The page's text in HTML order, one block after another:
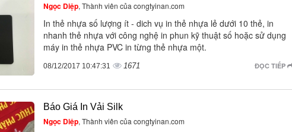
Ngọc Diệp, Thành viên của congtyinan.com
In thẻ nhựa số lượng ít - dich vụ in thẻ nhựa lẻ dưới 10 thẻ, in
nhanh thẻ nhựa với công nghệ in phun kỹ thuật số hoặc sử dụng
máy in thẻ nhựa PVC in từng thẻ nhựa một.
ĐỌC TIẾP
08/12/2017 10:47:31 1671
Báo Giá In Vải Silk
Ngọc Diệp, Thành viên của congtyinan.com